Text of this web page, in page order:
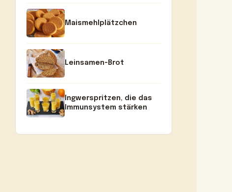
Maismehlplätzchen
Leinsamen-Brot
Ingwerspritzen, die das
Immunsystem stärken